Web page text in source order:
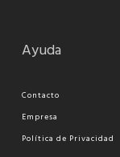
Ayuda
Contacto
Empresa
Política de Privacidad